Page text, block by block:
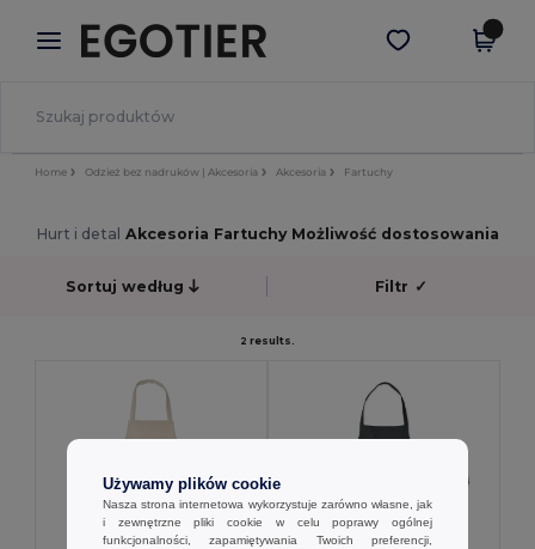
× Aplikacja Egotier
Lepsze ceny w aplikacji!
Pobierz app
Home Odzież bez nadruków | Akcesoria Akcesoria Fartuchy
Hurt i detal Akcesoria Fartuchy Możliwość dostosowania
Sortuj według Filtr ✓
2 results.
Używamy plików cookie
Nasza strona internetowa wykorzystuje zarówno własne, jak
i zewnętrzne pliki cookie w celu poprawy ogólnej
funkcjonalności, zapamiętywania Twoich preferencji,